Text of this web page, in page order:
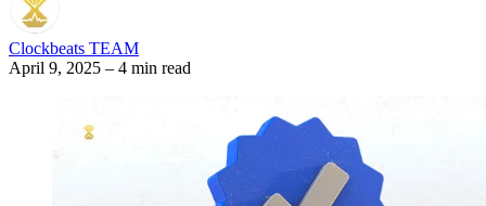
Clockbeats TEAM
April 9, 2025 – 4 min read